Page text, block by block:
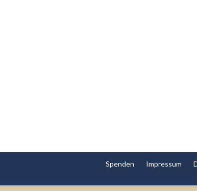
Spenden Impressum